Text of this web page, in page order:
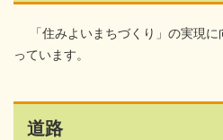
「住みよいまちづくり」の実現に
っています。
道路